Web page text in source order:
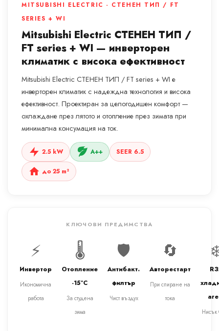
MITSUBISHI ELECTRIC · СТЕНЕН ТИП / FT
SERIES + WI
Mitsubishi Electric СТЕНЕН ТИП /
FT series + WI — инверторен
климатик с висока ефективност
Mitsubishi Electric СТЕНЕН ТИП / FT series + WI е
инверторен климатик с надеждна технология и висока
ефективност. Проектиран за целогодишен комфорт —
охлаждане през лятото и отопление през зимата при
минимална консумация на ток.
2.5 kW A++ SEER 6.5
до 25 m²
КЛЮЧОВИ ПРЕДИМСТВА
⚡
Инвертор
Икономична
работа
🌡️
Отопление
-15°C
За студена
зима
🛡️
Антибакт.
филтър
Чист въздух
🔄
Авторестарт
При спиране на
тока
Нисък